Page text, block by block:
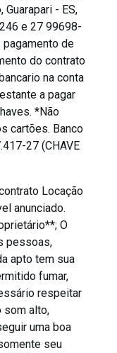
Guarapari - ES,
e 27 99698-
de
do contrato
na conta
a pagar
*Não
cartões. Banco
27 (CHAVE
Locação
anunciado.
O
pessoas,
apto tem sua
fumar,
respeitar
som alto,
uma boa
seu